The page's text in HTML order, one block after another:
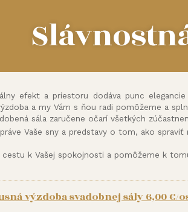
efekt a priestoru dodáva punc
a my Vám s ňou radi pomôžeme a
sála zaručene očarí všetkých
Vaše sny a predstavy o tom, ako
k Vašej spokojnosti a pomôžeme k
výzdoba svadobnej sály 6,00 €/